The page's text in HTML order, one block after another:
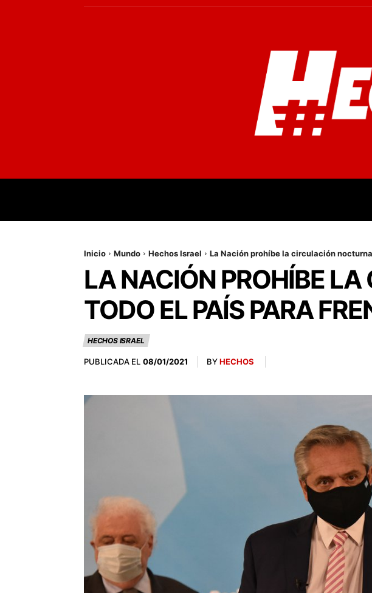
Inicio Mundo Hechos Israel La Nación prohíbe la circulación
LA NACIÓN PROHÍBE
TODO EL PAÍS PARA
HECHOS ISRAEL
PUBLICADA EL 08/01/2021 BYHECHOS